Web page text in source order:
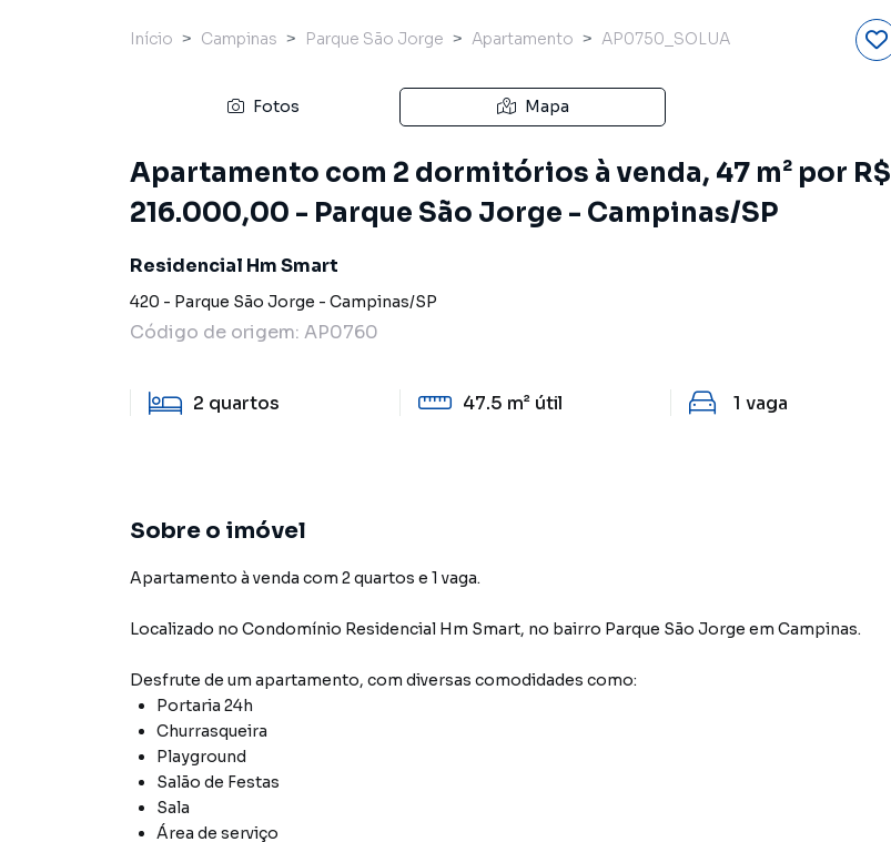
Início Campinas Parque São Jorge Apartamento AP0750_SOLUA
Fotos Mapa
Apartamento com 2 dormitórios à venda, 47 m² por R$
216.000,00 - Parque São Jorge - Campinas/SP
Residencial Hm Smart
420 - Parque São Jorge - Campinas/SP
Código de origem: AP0760
2 quartos 47.5 m² útil 1 vaga
Sobre o imóvel
Apartamento à venda com 2 quartos e 1 vaga.
Localizado no Condomínio Residencial Hm Smart, no bairro Parque São Jorge em Campinas.
Desfrute de um apartamento, com diversas comodidades como:
Portaria 24h
Churrasqueira
Playground
Salão de Festas
Sala
Área de serviço